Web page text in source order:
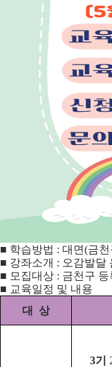
■ 학습방법 : 대면(금
■ 강좌소개 : 오감발달
■ 모집대상 : 금천구
■ 교육일정 및 내용
대 상
3기